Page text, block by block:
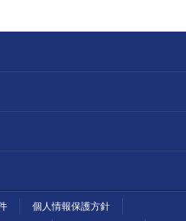
個人情報保護方針